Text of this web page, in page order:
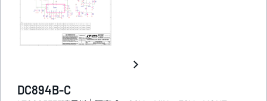
DC894B-C